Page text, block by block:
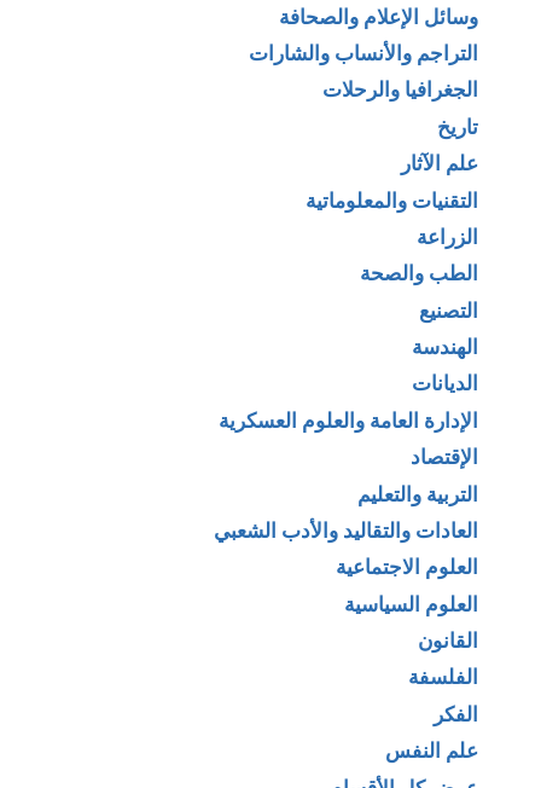
وسائل الإعلام والصحافة
التراجم والأنساب والشارات
الجغرافيا والرحلات
تاريخ
علم الآثار
التقنيات والمعلوماتية
الزراعة
الطب والصحة
التصنيع
الهندسة
الديانات
الإدارة العامة والعلوم العسكرية
الإقتصاد
التربية والتعليم
العادات والتقاليد والأدب الشعبي
العلوم الاجتماعية
العلوم السياسية
القانون
الفلسفة
الفكر
علم النفس